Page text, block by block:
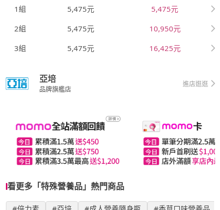
1組
5,475元
5,475元
2組
5,475元
10,950元
3組
5,475元 16,425元
亞培
品牌旗艦店
進店逛逛
看更多「特殊營養品」熱門商品